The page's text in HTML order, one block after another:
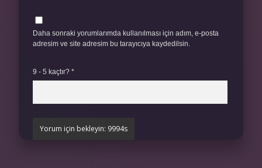
Daha sonraki yorumlarımda kullanılması için adım, e-posta
adresim ve site adresim bu tarayıcıya kaydedilsin.
9 - 5 kaçtır? *